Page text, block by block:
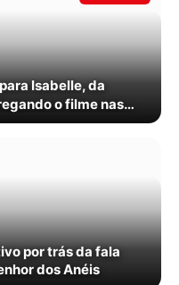
Isabelle, da
o filme nas
por trás da fala
dos Anéis